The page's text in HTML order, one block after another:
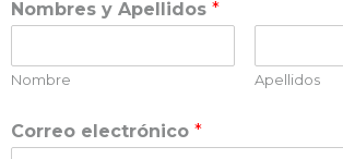
Nombres y Apellidos *
Nombre Apellidos
Correo electrónico *